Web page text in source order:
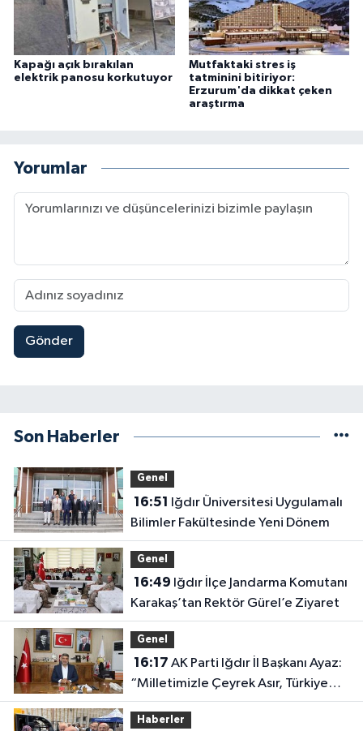
Kapağı açık bırakılan
elektrik panosu korkutuyor
Mutfaktaki stres iş
tatminini bitiriyor:
Erzurum'da dikkat çeken
araştırma
Yorumlar
Gönder
Son Haberler
Genel
16:51
Bilimler Fakültesinde Yeni Dönem
Genel
16:49
Karakaş’tan Rektör Gürel’e Ziyaret
Genel
16:17
“Milletimizle Çeyrek Asır, Türkiye
Geleceğe Hazır”
Haberler